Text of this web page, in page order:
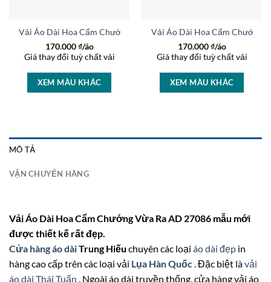
Vải Áo Dài Hoa Cẩm Chướng Mới Ra AD 16952
170.000₫/áo
Giá thay đổi tuỳ chất vải
XEM MÀU KHÁC
Vải Áo Dài Hoa Cẩm Chướng
170.000₫/áo
Giá thay đổi tuỳ chất vải
XEM MÀU KHÁC
Hút AD CT3029
MÔ TẢ
VẬN CHUYỂN HÀNG
Vải Áo Dài Hoa Cẩm Chướng Vừa Ra AD 27086 mẫu mới
được thiết kế rất đẹp.
Cửa hàng áo dàiTrung Hiếu chuyên các loại áo dài đẹp in
hàng cao cấp trên các loại vải Lụa Hàn Quốc . Đặc biệt làvải
áo dài Thái Tuấn . Ngoài áo dài truyền thống, cửa hàng vải áo